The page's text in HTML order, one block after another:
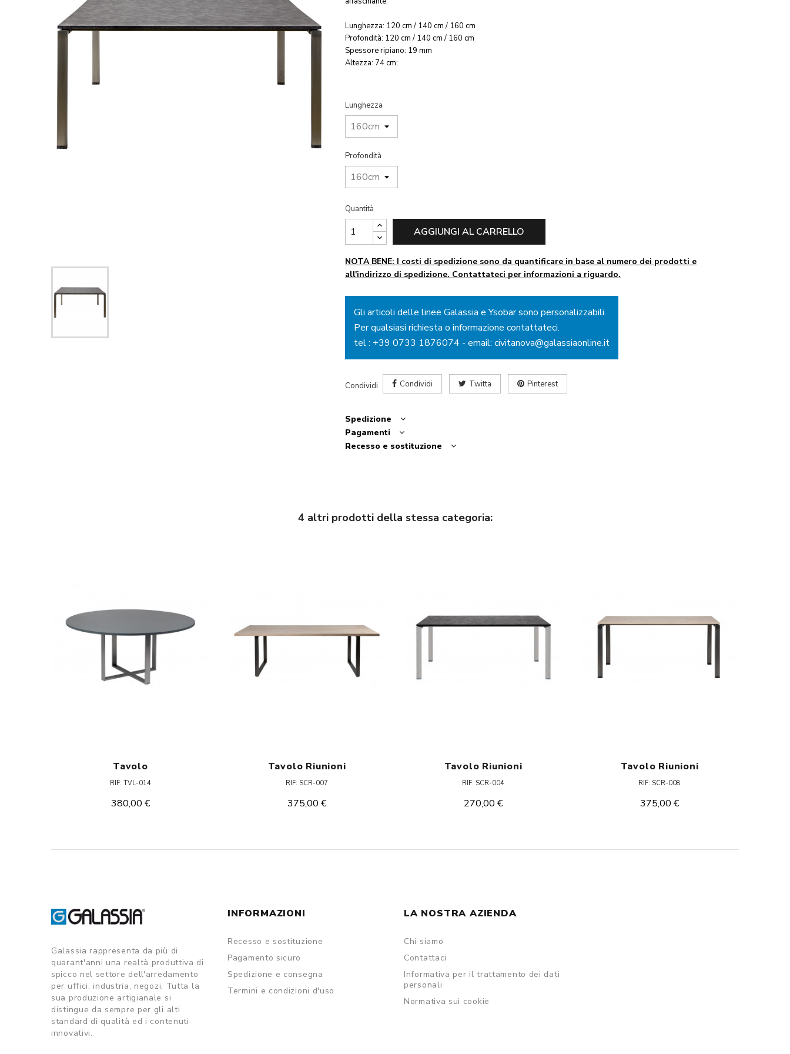
Lunghezza: 120 cm / 140 cm / 160 cm
Profondità: 120 cm / 140 cm / 160 cm
Spessore ripiano: 19 mm
Altezza: 74 cm;
Lunghezza
Profondità
Quantità
AGGIUNGI AL CARRELLO
NOTA BENE: I costi di spedizione sono da quantificare in base al numero dei prodotti e
all'indirizzo di spedizione. Contattateci per informazioni a riguardo.
Gli articoli delle linee Galassia e Ysobar sono personalizzabili.
Per qualsiasi richiesta o informazione contattateci.
tel : +39 0733 1876074 - email: civitanova@galassiaonline.it
Condividi Condividi Twitta Pinterest
Spedizione
Pagamenti
Recesso e sostituzione
4 altri prodotti della stessa categoria:
Tavolo
RIF: TVL-014
380,00 €
Tavolo Riunioni
RIF: SCR-007
375,00 €
Tavolo Riunioni
RIF: SCR-004
270,00 €
Tavolo Riunioni
RIF: SCR-008
375,00 €
Galassia rappresenta da più di
quarant'anni una realtà produttiva di
spicco nel settore dell'arredamento
per uffici, industria, negozi. Tutta la
sua produzione artigianale si
distingue da sempre per gli alti
standard di qualità ed i contenuti
innovativi.
INFORMAZIONI
Recesso e sostituzione
Pagamento sicuro
Spedizione e consegna
Termini e condizioni d'uso
LA NOSTRA AZIENDA
Chi siamo
Contattaci
Informativa per il trattamento dei dati
personali
Normativa sui cookie